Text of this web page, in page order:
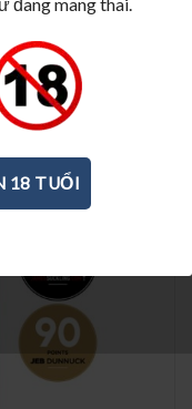
đang mang thai.
18 TUỔI